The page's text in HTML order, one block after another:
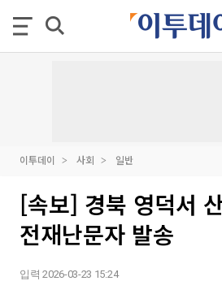
이투데이 사회 일반
[속보] 경북 영덕서
전재난문자 발송
입력 2026-03-23 15:24